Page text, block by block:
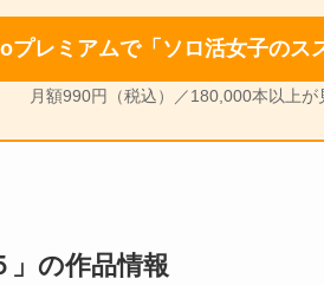
プレミアムで「ソロ活女子のス
月額990円（税込）／180,000本以上が
」の作品情報